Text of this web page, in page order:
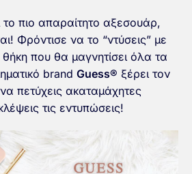
το πιο απαραίτητο αξεσουάρ,
Φρόντισε να το “ντύσεις” με
που θα μαγνητίσει όλα τα
brand Guess® ξέρει τον
πετύχεις ακαταμάχητες
τις εντυπώσεις!